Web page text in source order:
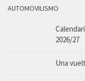
AUTOMOVILISMO
2026/27
Una